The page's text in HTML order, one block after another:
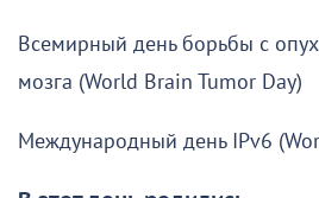
Всемирный день борьбы с
мозга (World Brain Tumor Day)
Международный день IPv6